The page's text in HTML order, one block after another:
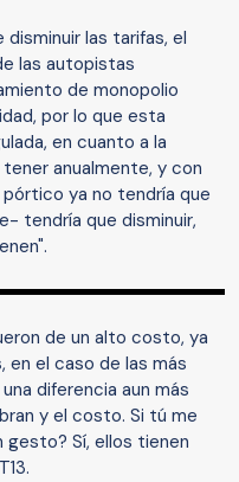
las tarifas, el
las autopistas
de monopolio
por lo que esta
en cuanto a la
anualmente, y con
ya no tendría que
tendría que disminuir,
de un alto costo, ya
en el caso de las más
diferencia aun más
y el costo. Si tú me
gesto? Sí, ellos tienen